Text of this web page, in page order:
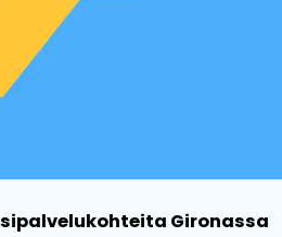
Gironassa